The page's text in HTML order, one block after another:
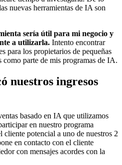
nuevas herramientas de IA son
sería útil para mi negocio y
a utilizarla. Intento encontrar
para los propietarios de pequeñas
como parte de mis programas de IA.
nuestros ingresos
basado en IA que utilizamos
en nuestro programa
cliente potencial a uno de nuestros 2
en contacto con el cliente
con mensajes acordes con la